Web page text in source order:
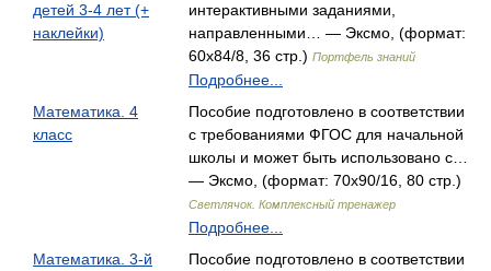
детей 3-4 лет (+
наклейки)
интерактивными заданиями,
направленными… — Эксмо, (формат:
60x84/8, 36 стр.) Портфель знаний
Подробнее...
Математика. 4
класс
Пособие подготовлено в соответствии
с требованиями ФГОС для начальной
школы и может быть использовано с…
— Эксмо, (формат: 70x90/16, 80 стр.)
Светлячок. Комплексный тренажер
Подробнее...
Математика. 3-й
Пособие подготовлено в соответствии